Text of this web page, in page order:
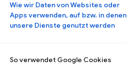
Wie wir Daten von Websites oder
Apps verwenden, auf bzw. in denen
unsere Dienste genutzt werden
So verwendet Google Cookies